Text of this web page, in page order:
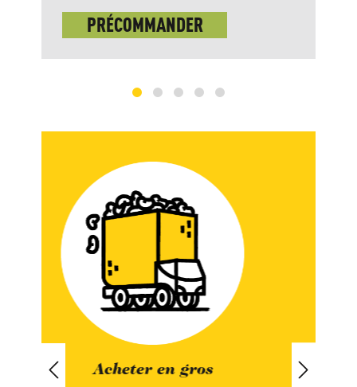
PRÉCOMMANDER
Manger de saison